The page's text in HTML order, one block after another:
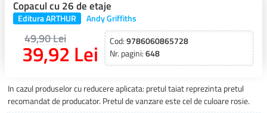
Copacul cu 26 de etaje
Editura ARTHUR Andy Griffiths
39,92 Lei
49,90 Lei Cod:9786060865728
Nr. pagini:648
In cazul produselor cu reducere aplicata: pretul taiat reprezinta pretul
recomandat de producator. Pretul de vanzare este cel de culoare rosie.